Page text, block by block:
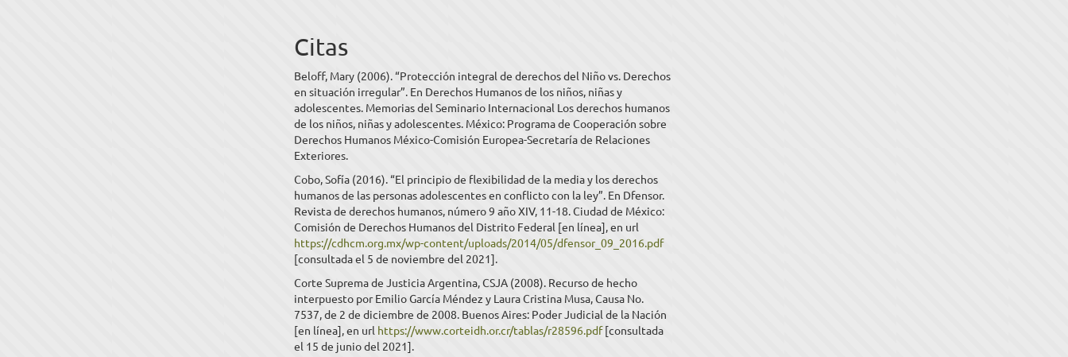
Citas
Beloff, Mary (2006). “Protección integral de derechos del Niño vs. Derechos
en situación irregular”. En Derechos Humanos de los niños, niñas y
adolescentes. Memorias del Seminario Internacional Los derechos humanos
de los niños, niñas y adolescentes. México: Programa de Cooperación sobre
Derechos Humanos México-Comisión Europea-Secretaría de Relaciones
Exteriores.
Cobo, Sofía (2016). “El principio de flexibilidad de la media y los derechos
humanos de las personas adolescentes en conflicto con la ley”. En Dfensor.
Revista de derechos humanos, número 9 año XIV, 11-18. Ciudad de México:
Comisión de Derechos Humanos del Distrito Federal [en línea], en url
https://cdhcm.org.mx/wp-content/uploads/2014/05/dfensor_09_2016.pdf
[consultada el 5 de noviembre del 2021].
Corte Suprema de Justicia Argentina, CSJA (2008). Recurso de hecho
interpuesto por Emilio García Méndez y Laura Cristina Musa, Causa No.
7537, de 2 de diciembre de 2008. Buenos Aires: Poder Judicial de la Nación
[en línea], en url https://www.corteidh.or.cr/tablas/r28596.pdf[consultada
el 15 de junio del 2021].